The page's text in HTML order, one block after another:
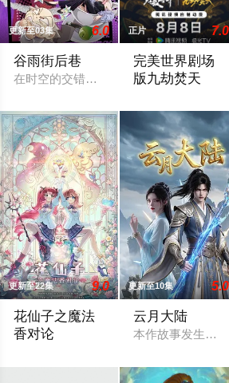
更新至03集 6.0
谷雨街后巷
在时空的交错点开着一间酒馆——谷雨街
正片 7.0
​完美世界剧场
版九劫焚天​
更新至22集 9.0
花仙子之魔法
香对论
更新至10集 5.0
云月大陆
本作故事发生在